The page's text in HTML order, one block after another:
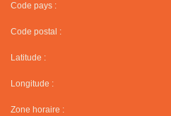
Code pays :
Code postal :
Latitude :
Longitude :
Zone horaire :